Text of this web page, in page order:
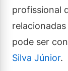
profissional
pode ser
Silva Júnior.